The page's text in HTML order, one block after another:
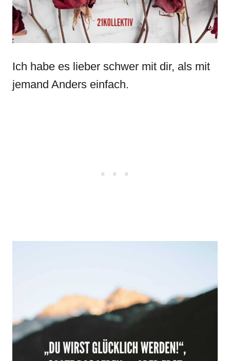
Ich habe es lieber schwer mit dir, als mit
jemand Anders einfach.